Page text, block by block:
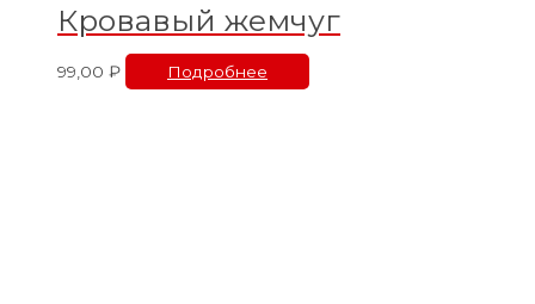
Кровавый жемчуг
99,00 ₽ Подробнее